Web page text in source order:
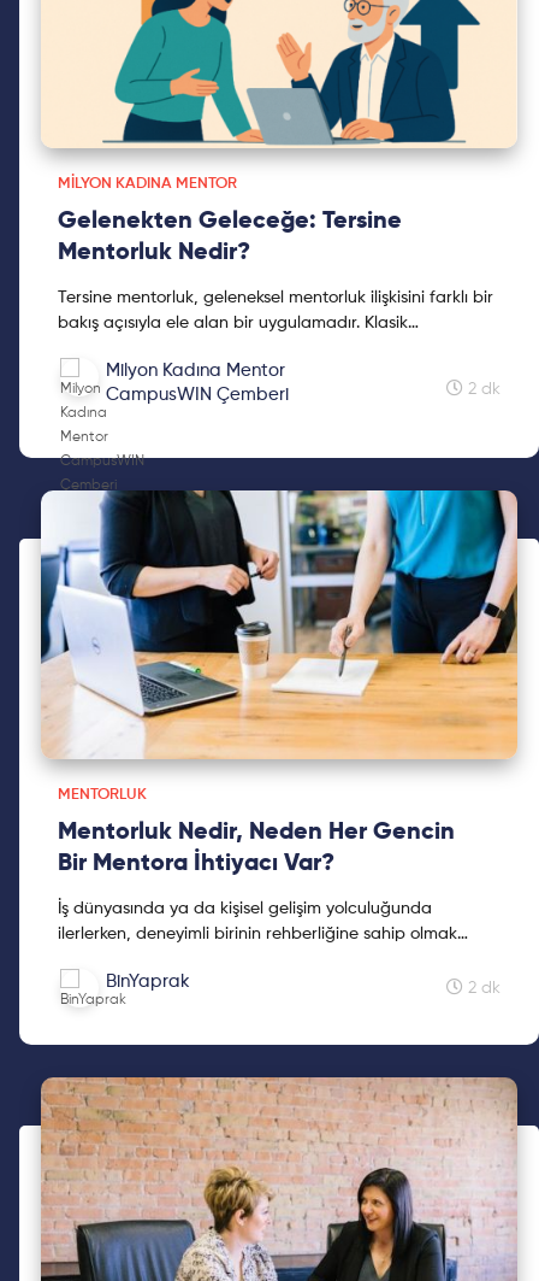
MILYON KADINA MENTOR
Gelenekten Geleceğe: Tersine
Mentorluk Nedir?
Tersine mentorluk, geleneksel mentorluk ilişkisini farklı bir
bakış açısıyla ele alan bir uygulamadır. Klasik
kişiye rehberlik ederken; tersine mentorlukta genç, yeni
nesil olan kişi, tecrübeli olan kişiye katkı sunar. Bu sayede
Milyon Kadına Mentor
CampusWIN Çemberi
2 dk
MENTORLUK
Mentorluk Nedir, Neden Her Gencin
Bir Mentora İhtiyacı Var?
İş dünyasında ya da kişisel gelişim yolculuğunda
ilerlerken, deneyimli birinin rehberliğine sahip olmak
BinYaprak 2 dk